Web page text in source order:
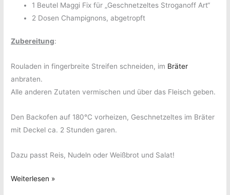
1 Beutel Maggi Fix für „Geschnetzeltes Stroganoff Art“
2 Dosen Champignons, abgetropft
Zubereitung:
Rouladen in fingerbreite Streifen schneiden, im Bräter
anbraten.
Alle anderen Zutaten vermischen und über das Fleisch geben.
Den Backofen auf 180°C vorheizen, Geschnetzeltes im Bräter
mit Deckel ca. 2 Stunden garen.
Dazu passt Reis, Nudeln oder Weißbrot und Salat!
Niedermöllricher
Weiterlesen »